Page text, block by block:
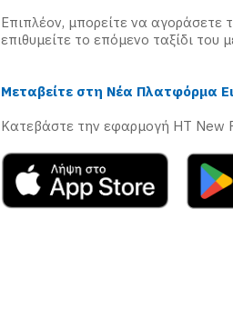
Επιπλέον, μπορείτε να αγοράσετε
επιθυμείτε το επόμενο ταξίδι του
Μεταβείτε στη Νέα Πλατφόρμα
Κατεβάστε την εφαρμογή HT New